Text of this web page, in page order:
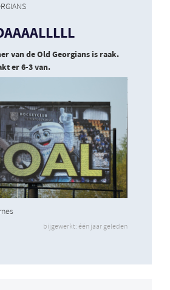
van de Old Georgians is raak.
er 6-3 van.
bijgewerkt: één jaar geleden